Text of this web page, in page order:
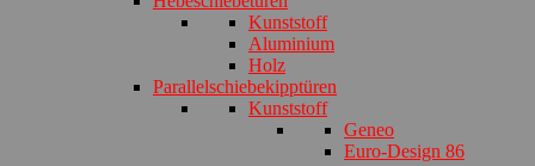
Kunststoff
Aluminium
Holz
Parallelschiebekipptüren
Kunststoff
Geneo
Euro-Design 86